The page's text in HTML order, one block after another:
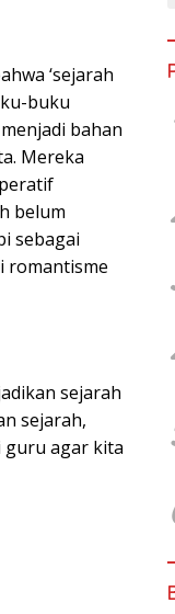
‘sejarah
buku
bahan
Mereka
belum
sebagai
romantisme
sejarah
sejarah,
guru agar kita